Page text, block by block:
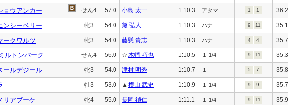
ョウアンカー せん4 57.0 小島 太一 1:10.3 アタマ 1 1 36.2
ンシーベリー 牝3 54.0 黛 弘人 1:10.3 ハナ 9 11 35.1
ークワルツ 牝3 54.0 藤懸 貴志 1:10.3 ハナ 4 4 35.7
ルトンパーク せん4 56.0 ☆木幡 巧也 1:10.5 １ 1/4 9 11 35.3
ールデジール 牝3 54.0 津村 明秀 1:10.7 １ 5 7 35.8
牡3 53.0 ▲ 横山 武史 1:10.9 １ 1/4 9 9 35.7
リアブーケ 牝4 55.0 長岡 禎仁 1:11.1 １ 1/4 9 11 35.9